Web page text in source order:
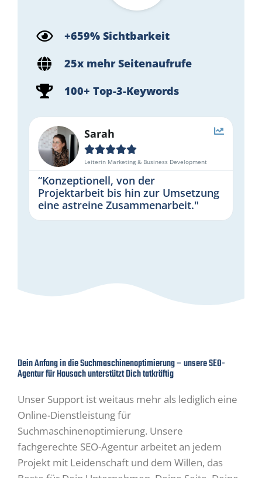
+659% Sichtbarkeit
25x mehr Seitenaufrufe
100+ Top-3-Keywords
Sarah

Leiterin Marketing & Business Development
“Konzeptionell, von der
Projektarbeit bis hin zur Umsetzung
eine astreine Zusammenarbeit."
Dein Anfang in die Suchmaschinenoptimierung – unsere SEO-
Agentur für Hausach unterstützt Dich tatkräftig
Unser Support ist weitaus mehr als lediglich eine
Online-Dienstleistung für
Suchmaschinenoptimierung. Unsere
fachgerechte SEO-Agentur arbeitet an jedem
Projekt mit Leidenschaft und dem Willen, das